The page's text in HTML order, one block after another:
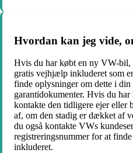
Hvordan kan jeg vide,
Hvis du har købt en ny VW-bil,
gratis vejhjælp inkluderet som
finde oplysninger om dette i
garantidokumenter. Hvis du
kontakte den tidligere ejer eller
af, om den stadig er dækket af
du også kontakte VWs
registreringsnummer for at
inkluderet.